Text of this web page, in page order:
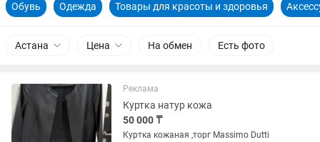
Обувь Одежда Товары для красоты и здоровья
Астана Цена На обмен Есть фото
Реклама
Куртка натур кожа
50 000 ₸
Куртка кожаная ,торг Massimo Dutti